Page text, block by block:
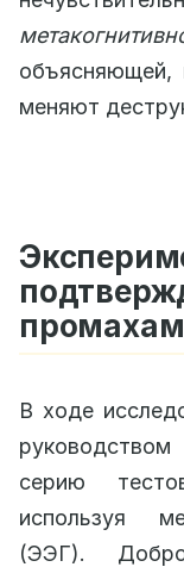
объясняющей,
меняют
промахам
В ходе
серию
используя
(ЭЭГ).